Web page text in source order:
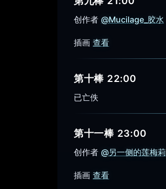
创作者 @Mucilage_胶水
插画 查看
第十棒 22:00
已亡佚
第十一棒 23:00
创作者 @另一侧的莲梅莉
插画 查看